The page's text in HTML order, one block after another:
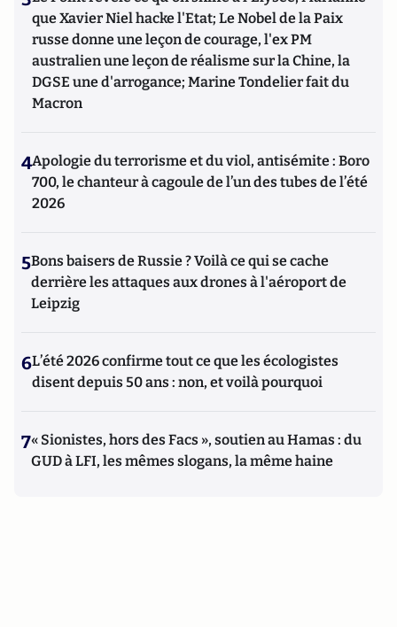
que Xavier Niel hacke l'Etat; Le Nobel de la Paix
russe donne une leçon de courage, l'ex PM
australien une leçon de réalisme sur la Chine, la
DGSE une d'arrogance; Marine Tondelier fait du
Macron
4Apologie du terrorisme et du viol, antisémite : Boro
700, le chanteur à cagoule de l’un des tubes de l’été
2026
5Bons baisers de Russie ? Voilà ce qui se cache
derrière les attaques aux drones à l'aéroport de
Leipzig
6L’été 2026 confirme tout ce que les écologistes
disent depuis 50 ans : non, et voilà pourquoi
7« Sionistes, hors des Facs », soutien au Hamas : du
GUD à LFI, les mêmes slogans, la même haine